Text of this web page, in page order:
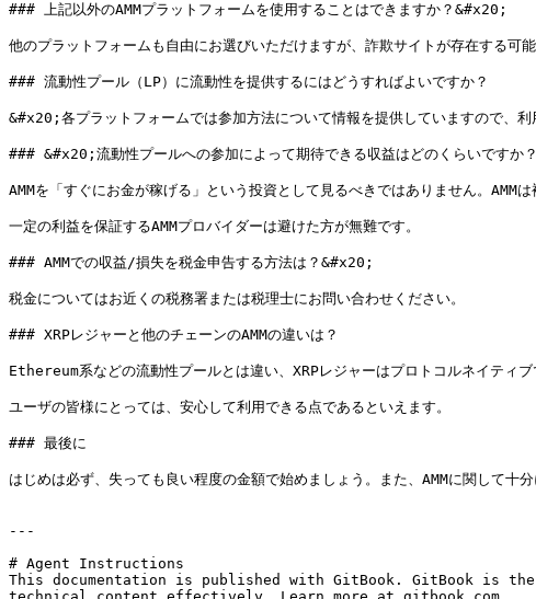
### 上記以外のAMMプラットフォームを使用することはできますか？&#x20;
他のプラットフォームも自由にお選びいただけますが、詐欺サイトが存在する可
### 流動性プール（LP）に流動性を提供するにはどうすればよいですか？
&#x20;各プラットフォームでは参加方法について情報を提供していますので、利
### &#x20;流動性プールへの参加によって期待できる収益はどのくらいですか
AMMを「すぐにお金が稼げる」という投資として見るべきではありません。
一定の利益を保証するAMMプロバイダーは避けた方が無難です。
### AMMでの収益/損失を税金申告する方法は？&#x20;
税金についてはお近くの税務署または税理士にお問い合わせください。
### XRPレジャーと他のチェーンのAMMの違いは？
Ethereum系などの流動性プールとは違い、XRPレジャーはプロトコルネイティ
ユーザの皆様にとっては、安心して利用できる点であるといえます。
### 最後に
はじめは必ず、失っても良い程度の金額で始めましょう。また、AMMに関して十
---
# Agent Instructions
This documentation is published with GitBook. GitBook is